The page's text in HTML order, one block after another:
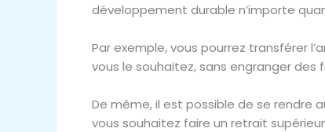
développement durable n’importe
Par exemple, vous pourrez transférer
vous le souhaitez, sans engranger
De même, il est possible de se rendre
vous souhaitez faire un retrait